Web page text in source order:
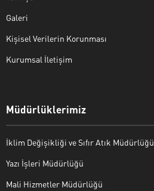
Galeri
Kişisel Verilerin Korunması
Kurumsal İletişim
Müdürlüklerimiz
İklim Değişikliği ve Sıfır Atık Müdürlüğü
Yazı İşleri Müdürlüğü
Mali Hizmetler Müdürlüğü